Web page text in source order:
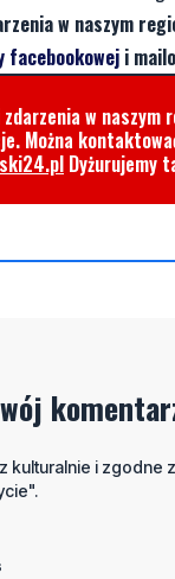
w naszym
facebookowej i
w naszym
Można
Dyżurujemy
kulturalnie i